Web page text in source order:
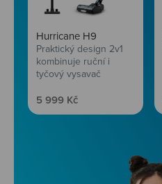
Hurricane H9
Praktický design 2v1
kombinuje ruční i
tyčový vysavač
Prodejní cena
5 999 Kč